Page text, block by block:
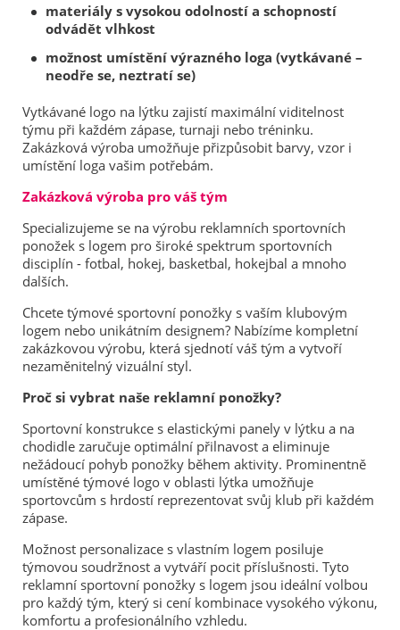
materiály s vysokou odolností a schopností
odvádět vlhkost
možnost umístění výrazného loga (vytkávané –
neodře se, neztratí se)
Vytkávané logo na lýtku zajistí maximální viditelnost
týmu při každém zápase, turnaji nebo tréninku.
Zakázková výroba umožňuje přizpůsobit barvy, vzor i
umístění loga vašim potřebám.
Zakázková výroba pro váš tým
Specializujeme se na výrobu reklamních sportovních
ponožek s logem pro široké spektrum sportovních
disciplín - fotbal, hokej, basketbal, hokejbal a mnoho
dalších.
Chcete týmové sportovní ponožky s vaším klubovým
logem nebo unikátním designem? Nabízíme kompletní
zakázkovou výrobu, která sjednotí váš tým a vytvoří
nezaměnitelný vizuální styl.
Proč si vybrat naše reklamní ponožky?
Sportovní konstrukce s elastickými panely v lýtku a na
chodidle zaručuje optimální přilnavost a eliminuje
nežádoucí pohyb ponožky během aktivity. Prominentně
umístěné týmové logo v oblasti lýtka umožňuje
sportovcům s hrdostí reprezentovat svůj klub při každém
zápase.
Možnost personalizace s vlastním logem posiluje
týmovou soudržnost a vytváří pocit příslušnosti. Tyto
reklamní sportovní ponožky s logem jsou ideální volbou
pro každý tým, který si cení kombinace vysokého výkonu,
komfortu a profesionálního vzhledu.